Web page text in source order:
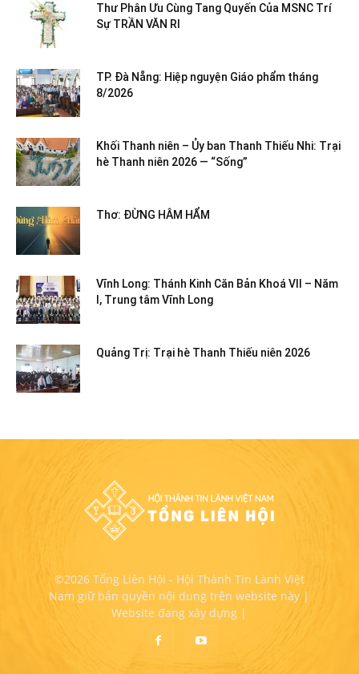
Thư Phân Ưu Cùng Tang Quyến Của MSNC Trí
Sự TRẦN VĂN RI
TP. Đà Nẵng: Hiệp nguyện Giáo phẩm tháng
8/2026
Khối Thanh niên – Ủy ban Thanh Thiếu Nhi: Trại
hè Thanh niên 2026 — “Sống”
Thơ: ĐỪNG HÂM HẨM
Vĩnh Long: Thánh Kinh Căn Bản Khoá VII – Năm
I, Trung tâm Vĩnh Long
Quảng Trị: Trại hè Thanh Thiếu niên 2026
©2026 Tổng Liên Hội - Hội Thánh Tin Lành Việt
Nam giữ bản quyền nội dung trên website này |
Website đang xây dựng |